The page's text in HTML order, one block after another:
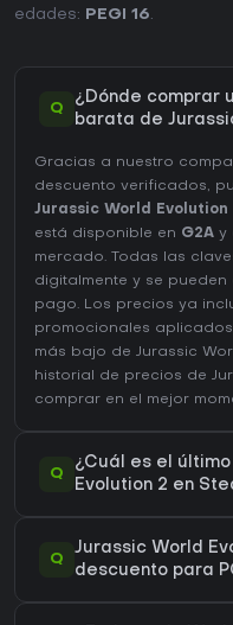
edades:
PEGI 16.
Q
¿Dónde comprar
barata de
Gracias a nuestro
descuento verificados,
Jurassic World Evolution
está disponible en G2A y
mercado. Todas las
digitalmente y se
pago. Los precios ya
promocionales
más bajo de Jurassic
historial de precios de
comprar en el mejor
Q
¿Cuál es el
Evolution 2 en
Q
Jurassic World
descuento para